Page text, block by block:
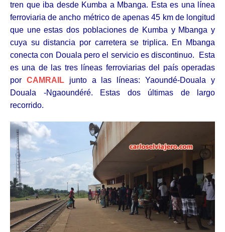
tren que iba desde Kumba a Mbanga. Esta es una línea
ferroviaria de ancho métrico de apenas 45 km de longitud
que une estas dos poblaciones de Kumba y Mbanga y
cuya su distancia por carretera se triplica. En Mbanga
conecta con Douala pero el servicio es discontinuo. Esta
es una de las tres líneas ferroviarias del país operadas
por CAMRAILjunto a las líneas: Yaoundé-Douala y
Douala -Ngaoundéré. Estas dos últimas de largo
recorrido.